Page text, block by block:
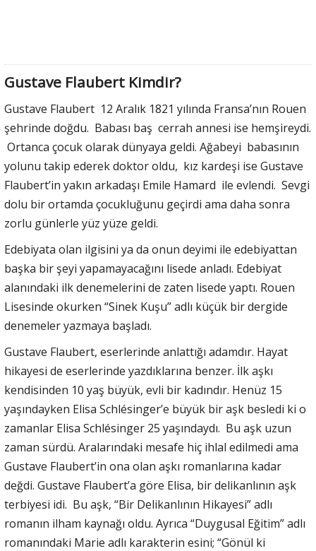
Gustave Flaubert Kimdir?
Gustave Flaubert 12 Aralık 1821 yılında Fransa’nın Rouen
şehrinde doğdu. Babası baş cerrah annesi ise hemşireydi.
Ortanca çocuk olarak dünyaya geldi. Ağabeyi babasının
yolunu takip ederek doktor oldu, kız kardeşi ise Gustave
Flaubert’in yakın arkadaşı Emile Hamard ile evlendi. Sevgi
dolu bir ortamda çocukluğunu geçirdi ama daha sonra
zorlu günlerle yüz yüze geldi.
Edebiyata olan ilgisini ya da onun deyimi ile edebiyattan
başka bir şeyi yapamayacağını lisede anladı. Edebiyat
alanındaki ilk denemelerini de zaten lisede yaptı. Rouen
Lisesinde okurken “Sinek Kuşu” adlı küçük bir dergide
denemeler yazmaya başladı.
Gustave Flaubert, eserlerinde anlattığı adamdır. Hayat
hikayesi de eserlerinde yazdıklarına benzer. İlk aşkı
kendisinden 10 yaş büyük, evli bir kadındır. Henüz 15
yaşındayken Elisa Schlésinger’e büyük bir aşk besledi ki o
zamanlar Elisa Schlésinger 25 yaşındaydı. Bu aşk uzun
zaman sürdü. Aralarındaki mesafe hiç ihlal edilmedi ama
Gustave Flaubert’in ona olan aşkı romanlarına kadar
değdi. Gustave Flaubert’a göre Elisa, bir delikanlının aşk
terbiyesi idi. Bu aşk, “Bir Delikanlının Hikayesi” adlı
romanın ilham kaynağı oldu. Ayrıca “Duygusal Eğitim” adlı
romanındaki Marie adlı karakterin esini; “Gönül ki